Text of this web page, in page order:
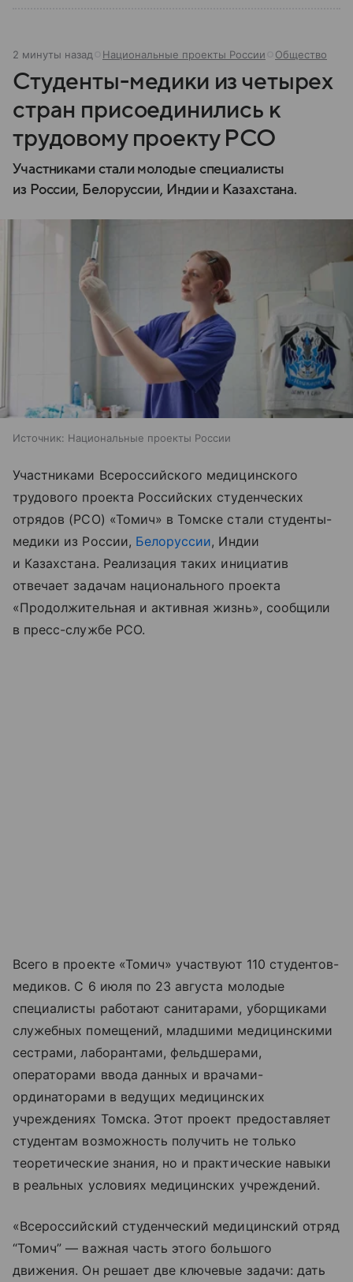
2 минуты назад Национальные проекты России Общество
Студенты-медики из четырех
стран присоединились к
трудовому проекту РСО
Участниками стали молодые специалисты
из России, Белоруссии, Индии и Казахстана.
Источник: Национальные проекты России
Участниками Всероссийского медицинского
трудового проекта Российских студенческих
отрядов (РСО) «Томич» в Томске стали студенты-
медики из России, Белоруссии, Индии
и Казахстана. Реализация таких инициатив
отвечает задачам национального проекта
«Продолжительная и активная жизнь», сообщили
в пресс-службе РСО.
Всего в проекте «Томич» участвуют 110 студентов-
медиков. С 6 июля по 23 августа молодые
специалисты работают санитарами, уборщиками
служебных помещений, младшими медицинскими
сестрами, лаборантами, фельдшерами,
операторами ввода данных и врачами-
ординаторами в ведущих медицинских
учреждениях Томска. Этот проект предоставляет
студентам возможность получить не только
теоретические знания, но и практические навыки
в реальных условиях медицинских учреждений.
«Всероссийский студенческий медицинский отряд
“Томич” — важная часть этого большого
движения. Он решает две ключевые задачи: дать